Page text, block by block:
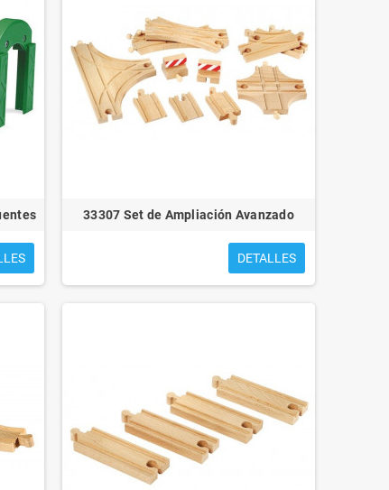
ENJAULADAS
PEQUEÑO ZAR Y EL BOSQUE
33307 Set de Ampliación Avanzado
DETALLES